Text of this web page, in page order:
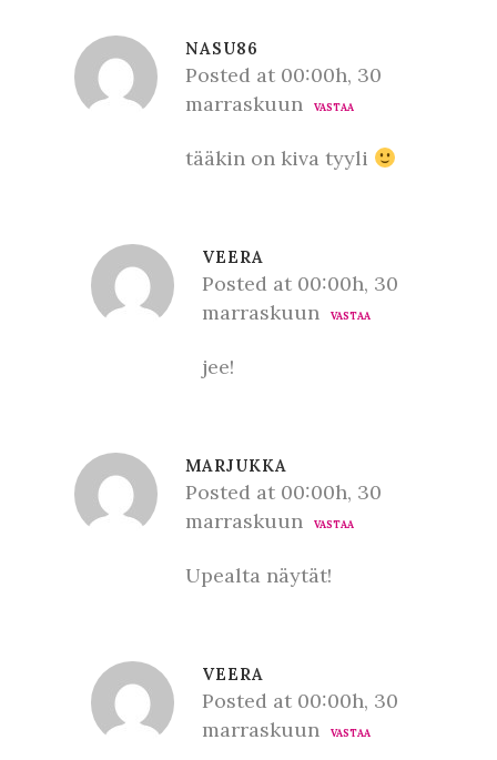
NASU86
Posted at 00:00h, 30
marraskuun
VASTAA
tääkin on kiva tyyli
VEERA
Posted at 00:00h, 30
marraskuun
VASTAA
jee!
MARJUKKA
Posted at 00:00h, 30
marraskuun
VASTAA
Upealta näytät!
VEERA
Posted at 00:00h, 30
marraskuun
VASTAA